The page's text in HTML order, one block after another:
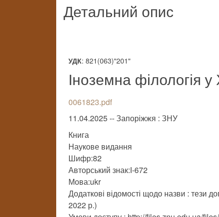
Детальний опис
УДК: 821(063)"201"
Іноземна філологія у
0061823.pdf
11.04.2025 -- Запоріжжя : ЗНУ
Книга
Наукове видання
Шифр:82
Авторський знак:І-672
Мова:ukr
Додаткові відомості щодо назви : тези
2022 р.)